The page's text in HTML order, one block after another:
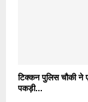
टिक्कन पुलिस चौकी ने
पकड़ी...